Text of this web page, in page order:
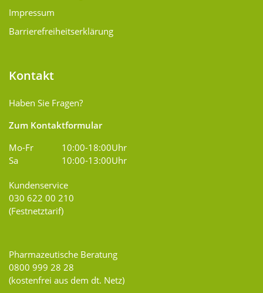
Impressum
Barrierefreiheitserklärung
Kontakt
Haben Sie Fragen?
Zum Kontaktformular
Mo-Fr
10:00-18:00Uhr
Sa
10:00-13:00Uhr
Kundenservice
030 622 00 210
(Festnetztarif)
Pharmazeutische Beratung
0800 999 28 28
(kostenfrei aus dem dt. Netz)